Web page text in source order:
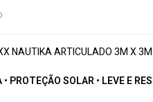
NAUTIKA ARTICULADO 3M X
PROTEÇÃO SOLAR • LEVE E